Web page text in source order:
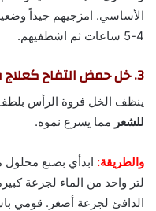
الأساسي. امزجيهم جيداً
4-5 ساعات ثم اشطفيهم.
3. خل حمض التفاح كعلاج فعال:
ينظف الخل فروة الرأس
للشعر مما يسرع نموه.
والطريقة:
الدافئ لجرعة أصغر. قومي